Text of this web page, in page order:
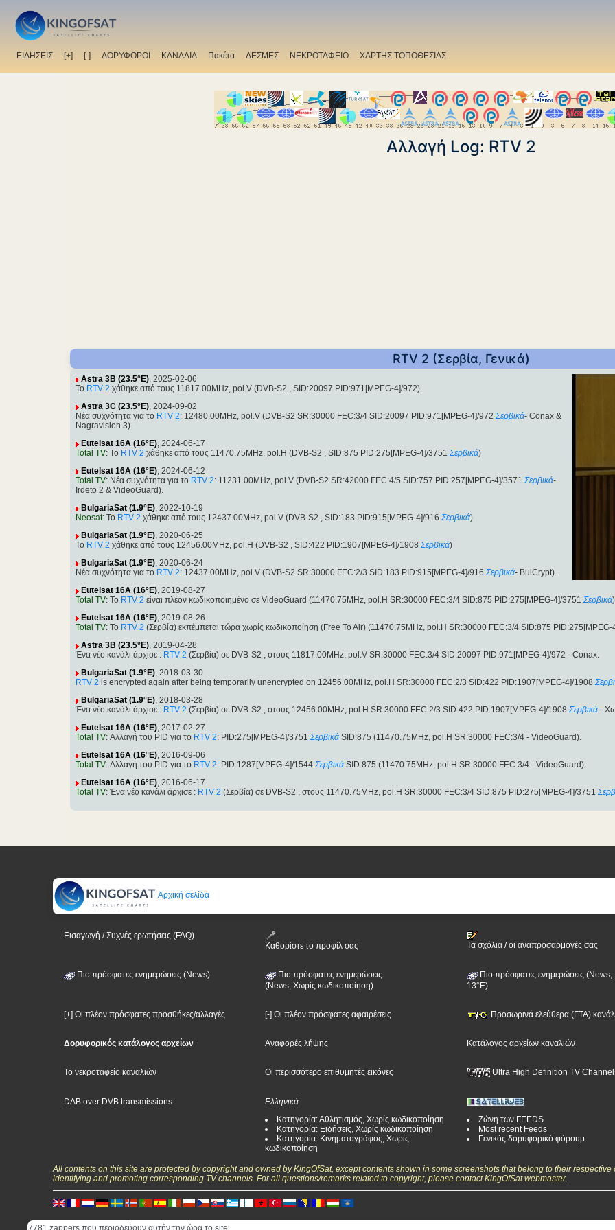
ΕΙΔΗΣΕΙΣ [+] [-] ΔΟΡΥΦΟΡΟΙ ΚΑΝΑΛΙΑ Πακέτα ΔΕΣΜΕΣ ΝΕΚΡΟΤΑΦΕΙΟ ΧΑΡΤΗΣ ΤΟΠΟΘΕΣΙΑΣ
Αλλαγή Log: RTV 2
RTV 2 (Σερβία, Γενικά)
Astra 3B (23.5°E), 2025-02-06
Το RTV 2 χάθηκε από τους 11817.00MHz, pol.V (DVB-S2 , SID:20097 PID:971[MPEG-4]/972)
Astra 3C (23.5°E), 2024-09-02
Νέα συχνότητα για το RTV 2: 12480.00MHz, pol.V (DVB-S2 SR:30000 FEC:3/4 SID:20097 PID:971[MPEG-4]/972 Σερβικά- Conax &
Nagravision 3).
Eutelsat 16A (16°E), 2024-06-17
Total TV: Το RTV 2 χάθηκε από τους 11470.75MHz, pol.H (DVB-S2 , SID:875 PID:275[MPEG-4]/3751 Σερβικά)
Eutelsat 16A (16°E), 2024-06-12
Total TV: Νέα συχνότητα για το RTV 2: 11231.00MHz, pol.V (DVB-S2 SR:42000 FEC:4/5 SID:757 PID:257[MPEG-4]/3571 Σερβικά-
Irdeto 2 & VideoGuard).
BulgariaSat (1.9°E), 2022-10-19
Neosat: Το RTV 2 χάθηκε από τους 12437.00MHz, pol.V (DVB-S2 , SID:183 PID:915[MPEG-4]/916 Σερβικά)
BulgariaSat (1.9°E), 2020-06-25
Το RTV 2 χάθηκε από τους 12456.00MHz, pol.H (DVB-S2 , SID:422 PID:1907[MPEG-4]/1908 Σερβικά)
BulgariaSat (1.9°E), 2020-06-24
Νέα συχνότητα για το RTV 2: 12437.00MHz, pol.V (DVB-S2 SR:30000 FEC:2/3 SID:183 PID:915[MPEG-4]/916 Σερβικά- BulCrypt).
Eutelsat 16A (16°E), 2019-08-27
Total TV: Το RTV 2 είναι πλέον κωδικοποιημένο σε VideoGuard (11470.75MHz, pol.H SR:30000 FEC:3/4 SID:875 PID:275[MPEG-4]/3751 Σερβικά
Eutelsat 16A (16°E), 2019-08-26
Total TV: Το RTV 2 (Σερβία) εκπέμπεται τώρα χωρίς κωδικοποίηση (Free To Air) (11470.75MHz, pol.H SR:30000 FEC:3/4 SID:875
Astra 3B (23.5°E), 2019-04-28
Ένα νέο κανάλι άρχισε : RTV 2 (Σερβία) σε DVB-S2 , στους 11817.00MHz, pol.V SR:30000 FEC:3/4 SID:20097 PID:971[MPEG-4]/972 - Conax.
BulgariaSat (1.9°E), 2018-03-30
RTV 2 is encrypted again after being temporarily unencrypted on 12456.00MHz, pol.H SR:30000 FEC:2/3 SID:422 PID:1907[MPEG-4]/1908
BulgariaSat (1.9°E), 2018-03-28
Ένα νέο κανάλι άρχισε : RTV 2 (Σερβία) σε DVB-S2 , στους 12456.00MHz, pol.H SR:30000 FEC:2/3 SID:422 PID:1907[MPEG-4]/1908 Σερβικά -
Eutelsat 16A (16°E), 2017-02-27
Total TV: Αλλαγή του PID για το RTV 2: PID:275[MPEG-4]/3751 Σερβικά SID:875 (11470.75MHz, pol.H SR:30000 FEC:3/4 - VideoGuard).
Eutelsat 16A (16°E), 2016-09-06
Total TV: Αλλαγή του PID για το RTV 2: PID:1287[MPEG-4]/1544 Σερβικά SID:875 (11470.75MHz, pol.H SR:30000 FEC:3/4 - VideoGuard).
Eutelsat 16A (16°E), 2016-06-17
Total TV: Ένα νέο κανάλι άρχισε : RTV 2 (Σερβία) σε DVB-S2 , στους 11470.75MHz, pol.H SR:30000 FEC:3/4 SID:875 PID:275[MPEG-4]/3751
Αρχική σελίδα
Εισαγωγή / Συχνές ερωτήσεις (FAQ)
Καθορίστε το προφίλ σας
Τα σχόλια / οι αναπροσαρμογές σας
Πιο πρόσφατες ενημερώσεις (News)
Πιο πρόσφατες ενημερώσεις
(News, Χωρίς κωδικοποίηση)
Πιο πρόσφατες ενημερώσεις
13°E)
[+] Οι πλέον πρόσφατες προσθήκες/αλλαγές [-] Οι πλέον πρόσφατες αφαιρέσεις Προσωρινά ελεύθερα (FTA)
Δορυφορικός κατάλογος αρχείων Αναφορές λήψης Κατάλογος αρχείων καναλιών
Το νεκροταφείο καναλιών Οι περισσότερο επιθυμητές εικόνες Ultra High Definition TV
DAB over DVB transmissions
Ελληνικά
Κατηγορία: Αθλητισμός, Χωρίς κωδικοποίηση
Κατηγορία: Ειδήσεις, Χωρίς κωδικοποίηση
Κατηγορία: Κινηματογράφος, Χωρίς
κωδικοποίηση
Ζώνη των FEEDS
Most recent Feeds
Γενικός δορυφορικό φόρουμ
All contents on this site are protected by copyright and owned by KingOfSat, except contents shown in some screenshots that belong to their
identifying and promoting corresponding TV channels. For all questions/remarks related to copyright, please contact KingOfSat webmaster.
7781 zappers που περιοδεύουν αυτήν την ώρα το site.